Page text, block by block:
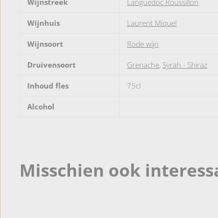
Wijnstreek Languedoc Roussillon
Wijnhuis Laurent Miquel
Wijnsoort Rode wijn
Druivensoort Grenache, Syrah - Shiraz
Inhoud fles 75cl
Alcohol
Misschien ook